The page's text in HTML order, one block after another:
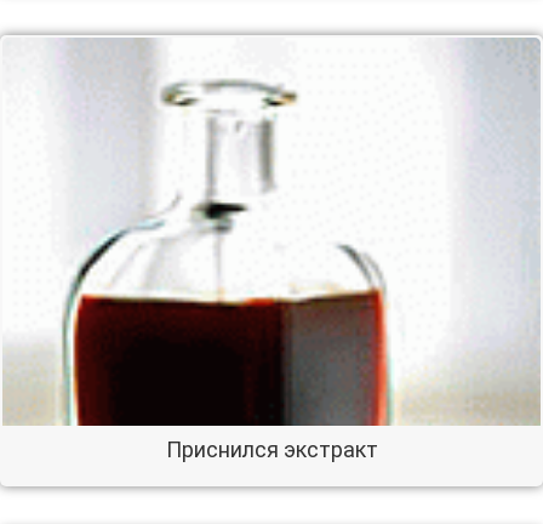
Приснился экстракт